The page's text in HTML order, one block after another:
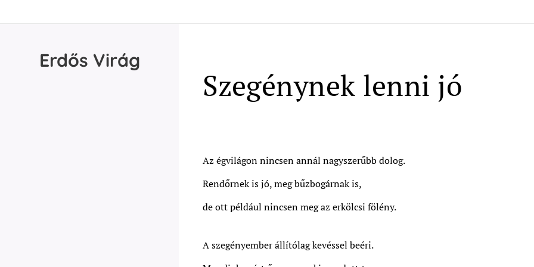
Erdős Virág
Szegénynek lenni jó
Az égvilágon nincsen annál nagyszerűbb dolog.
Rendőrnek is jó, meg bűzbogárnak is,
de ott például nincsen meg az erkölcsi fölény.
A szegényember állítólag kevéssel beéri.